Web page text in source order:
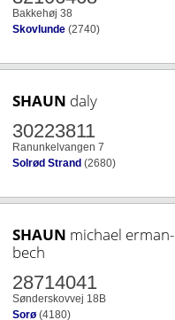
Bakkehøj 38
Skovlunde (2740)
SHAUN daly
30223811
Ranunkelvangen 7
Solrød Strand (2680)
SHAUN michael erman-
bech
28714041
Sønderskovvej 18B
Sorø (4180)